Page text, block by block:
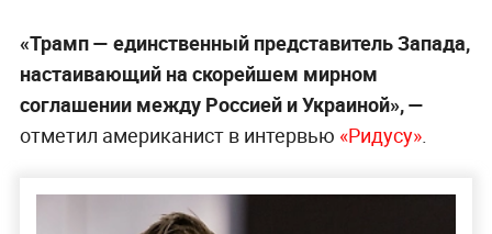
«Трамп — единственный представитель Запада,
настаивающий на скорейшем мирном
соглашении между Россией и Украиной», —
отметил американист в интервью «Ридусу».